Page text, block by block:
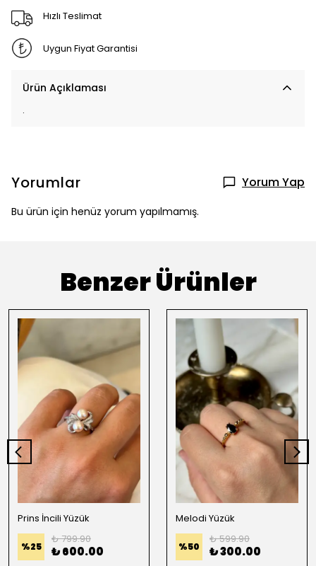
Hızlı Teslimat
Uygun Fiyat Garantisi
Ürün Açıklaması
.
Yorumlar Yorum Yap
Bu ürün için henüz yorum yapılmamış.
Benzer Ürünler
Prins İncili Yüzük
%25
₺ 799.90
₺ 600.00
Melodi Yüzük
%50
₺ 599.90
₺ 300.00